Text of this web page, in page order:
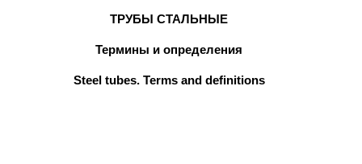
ТРУБЫ СТАЛЬНЫЕ
Термины и определения
Steel tubes. Terms and definitions